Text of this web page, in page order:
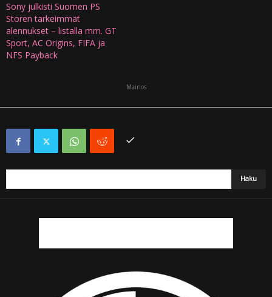
Sony julkisti Suomen PS
Storen tärkeimmät
alennukset – listalla mm. GT
Sport, AC Origins, FIFA ja
NFS Payback
Mainos